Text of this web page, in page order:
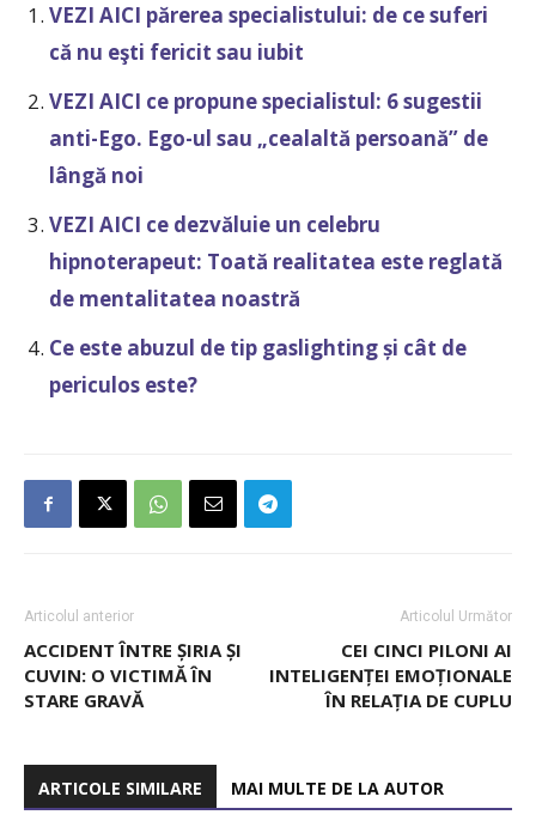
VEZI AICI părerea specialistului: de ce suferi
că nu eşti fericit sau iubit
VEZI AICI ce propune specialistul: 6 sugestii
anti-Ego. Ego-ul sau „cealaltă persoană” de
lângă noi
VEZI AICI ce dezvăluie un celebru
hipnoterapeut: Toată realitatea este reglată
de mentalitatea noastră
Ce este abuzul de tip gaslighting și cât de
periculos este?
Articolul anterior
ACCIDENT ÎNTRE ȘIRIA ȘI
CUVIN: O VICTIMĂ ÎN
STARE GRAVĂ
Articolul Următor
CEI CINCI PILONI AI
INTELIGENȚEI EMOȚIONALE
ÎN RELAȚIA DE CUPLU
ARTICOLE SIMILARE MAI MULTE DE LA AUTOR